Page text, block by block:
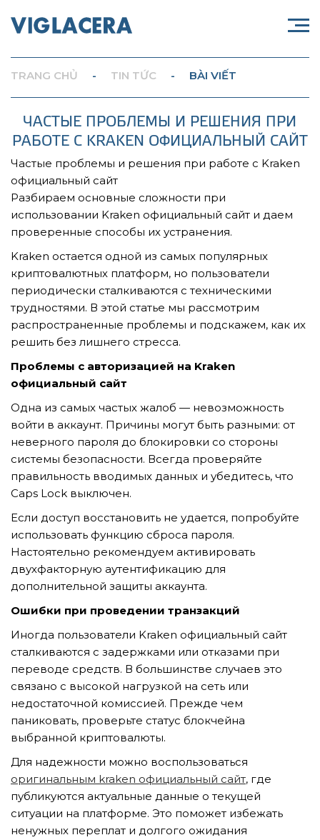
TẢI E-BROCHURE
TƯ VẤN MIỄN PHÍ VỀ SẢN PHẨM
Nghề nghiệp...
Thành phố...
TRANG CHỦ - TIN TỨC - BÀI VIẾT
ЧАСТЫЕ ПРОБЛЕМЫ И РЕШЕНИЯ ПРИ
РАБОТЕ С KRAKEN ОФИЦИАЛЬНЫЙ САЙТ
Частые проблемы и решения при работе с Kraken
официальный сайт
Разбираем основные сложности при
использовании Kraken официальный сайт и даем
проверенные способы их устранения.
Kraken остается одной из самых популярных
криптовалютных платформ, но пользователи
периодически сталкиваются с техническими
трудностями. В этой статье мы рассмотрим
распространенные проблемы и подскажем, как их
решить без лишнего стресса.
Проблемы с авторизацией на Kraken
официальный сайт
Одна из самых частых жалоб — невозможность
войти в аккаунт. Причины могут быть разными: от
неверного пароля до блокировки со стороны
системы безопасности. Всегда проверяйте
правильность вводимых данных и убедитесь, что
Caps Lock выключен.
Если доступ восстановить не удается, попробуйте
использовать функцию сброса пароля.
Настоятельно рекомендуем активировать
двухфакторную аутентификацию для
дополнительной защиты аккаунта.
Ошибки при проведении транзакций
Иногда пользователи Kraken официальный сайт
сталкиваются с задержками или отказами при
переводе средств. В большинстве случаев это
связано с высокой нагрузкой на сеть или
недостаточной комиссией. Прежде чем
паниковать, проверьте статус блокчейна
выбранной криптовалюты.
Для надежности можно воспользоваться
оригинальным kraken официальный сайт, где
публикуются актуальные данные о текущей
ситуации на платформе. Это поможет избежать
ненужных переплат и долгого ожидания